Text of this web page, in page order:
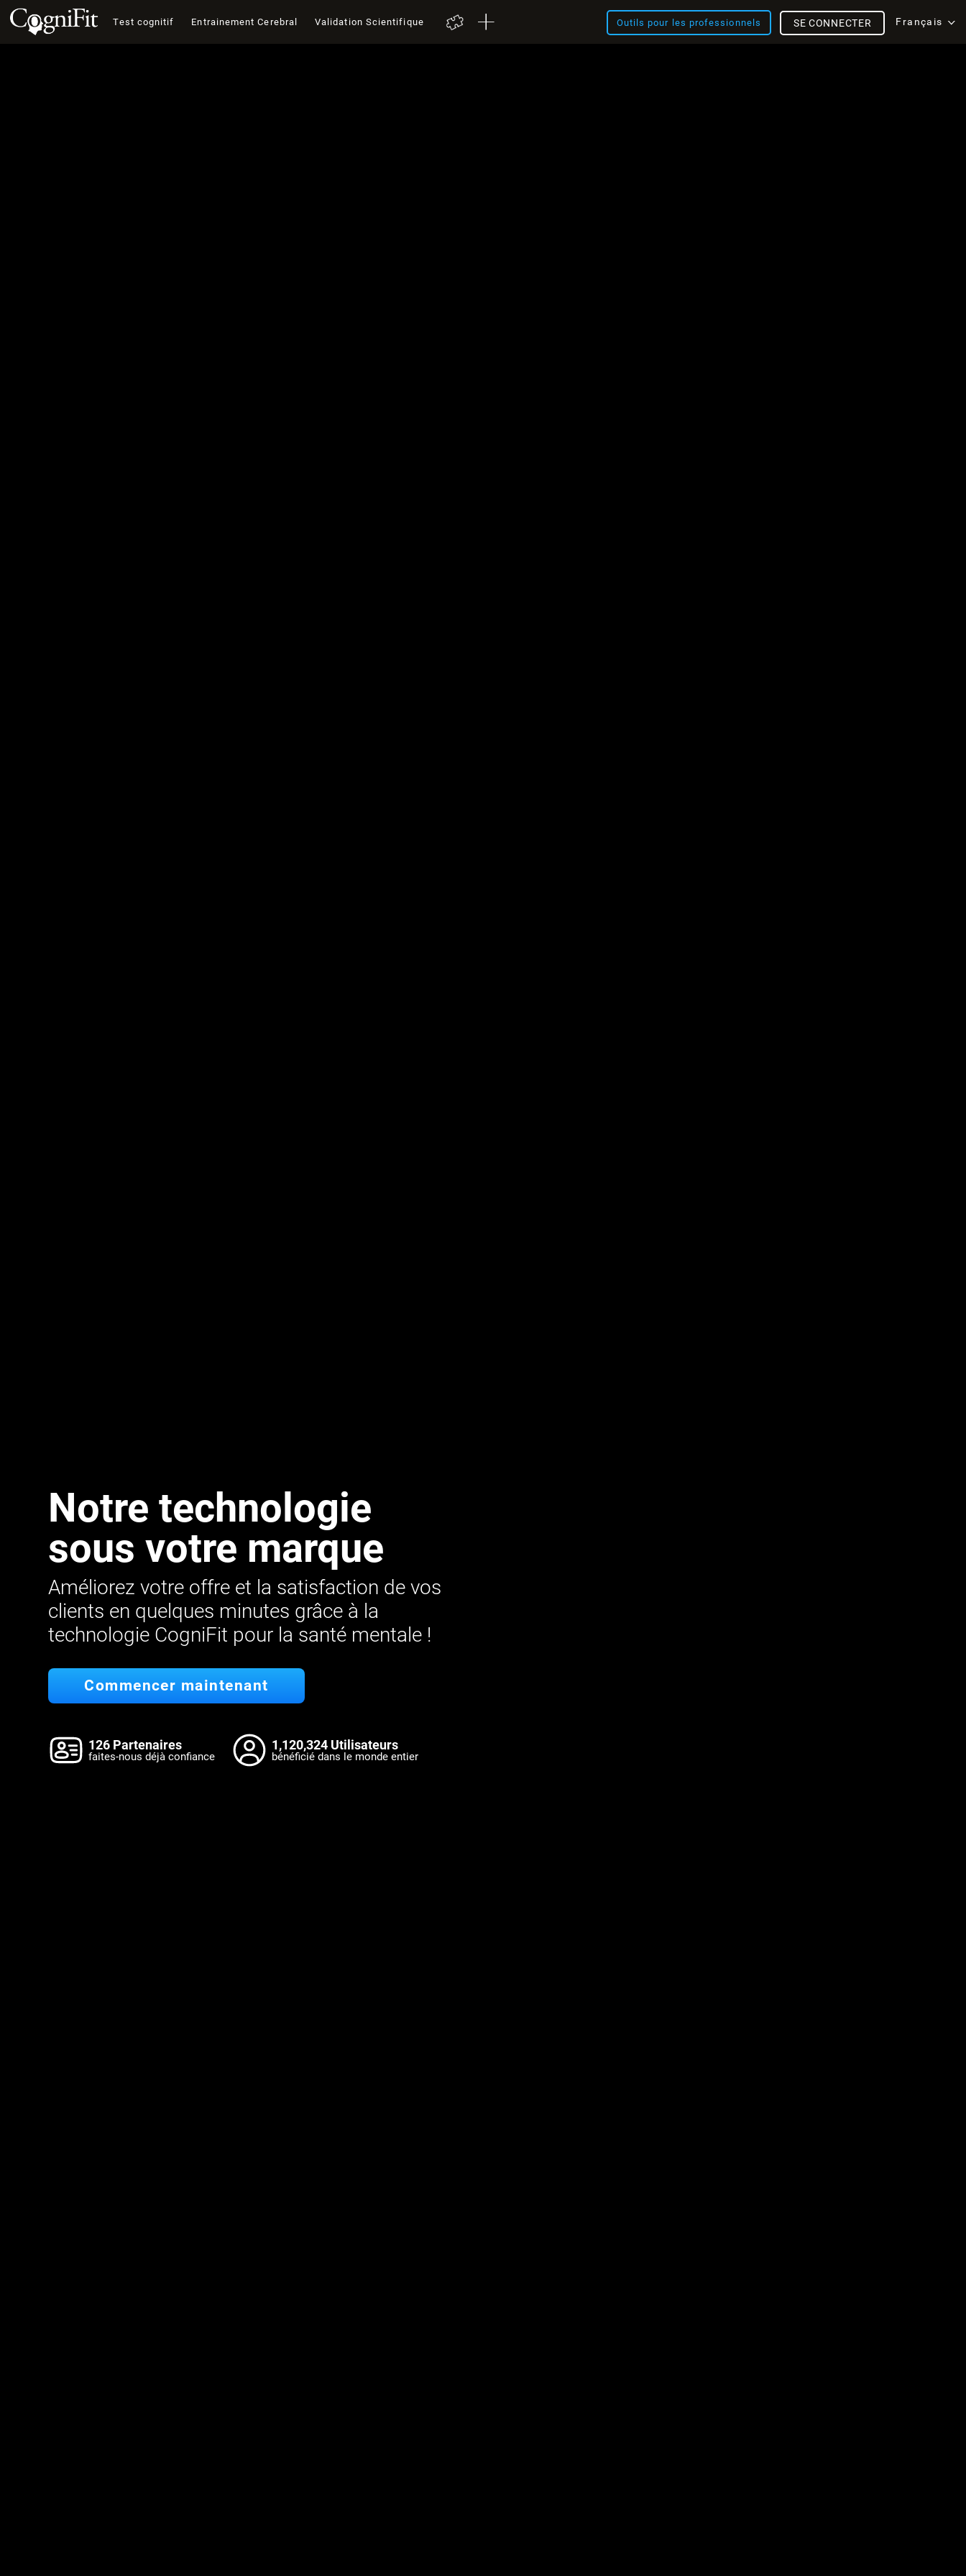
Test cognitif Entrainement Cerebral Validation Scientifique Outils pour les professionnels Français
SE CONNECTER
Notre technologie
sous votre marque
Améliorez votre offre et la satisfaction de vos
clients en quelques minutes grâce à la
technologie CogniFit pour la santé mentale !
Commencer maintenant
126 Partenaires
faites-nous déjà confiance
1,120,324 Utilisateurs
bénéficié dans le monde entier